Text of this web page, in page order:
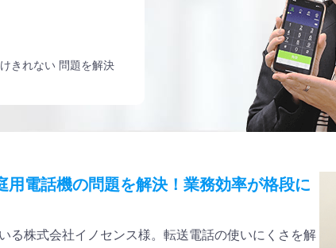
きれない 問題を解決
電話機の問題を解決！業務効率が格段に
る株式会社イノセンス様。転送電話の使いにくさを解